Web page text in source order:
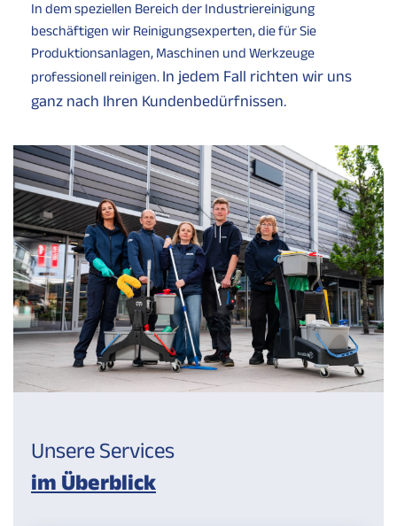
In dem speziellen Bereich der Industriereinigung
beschäftigen wir Reinigungsexperten, die für Sie
Produktionsanlagen, Maschinen und Werkzeuge
professionell reinigen. In jedem Fall richten wir uns
ganz nach Ihren Kundenbedürfnissen.
Unsere Services
im Überblick